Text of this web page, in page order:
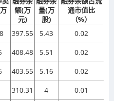
额(万
元)
量(万
股)
通市值比
（%）
397.55 5.43
0.02
408.48 5.51
0.02
403.55 5.16
0.02
310.31 4
0.01